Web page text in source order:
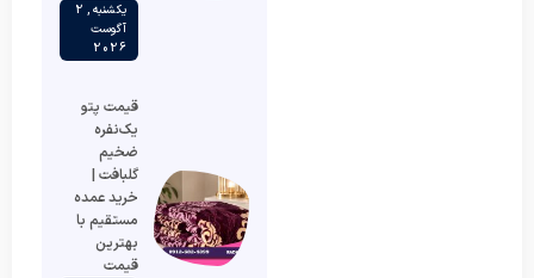
یکشنبه , 2
آگوست
2026
قیمت پتو
یک‌نفره
ضخیم
گلبافت |
خرید عمده
مستقیم با
بهترین
قیمت